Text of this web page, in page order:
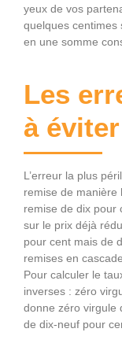
yeux de vos
quelques centimes
en une somme
Les
à
L’erreur la plus
remise de manière
remise de dix pour
sur le prix déjà
pour cent mais de
remises en
Pour calculer le
inverses : zéro
donne zéro virgule
de dix-neuf pour